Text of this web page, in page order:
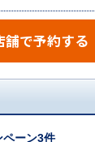
舗で予約する
ペーン3件